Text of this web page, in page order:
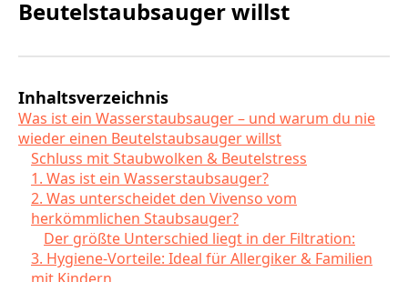
Beutelstaubsauger willst
Inhaltsverzeichnis
Was ist ein Wasserstaubsauger – und warum du nie
wieder einen Beutelstaubsauger willst
Schluss mit Staubwolken & Beutelstress
1. Was ist ein Wasserstaubsauger?
2. Was unterscheidet den Vivenso vom
herkömmlichen Staubsauger?
Der größte Unterschied liegt in der Filtration:
3. Hygiene-Vorteile: Ideal für Allergiker & Familien